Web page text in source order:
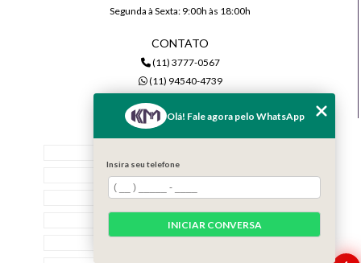
Segunda à Sexta: 9:00h às 18:00h
CONTATO
(11) 3777-0567
(11) 94540-4739
Quem Somos
Serviços
Contato
Olá! Fale agora pelo WhatsApp
Insira seu telefone
INICIAR CONVERSA